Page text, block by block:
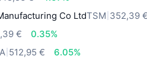
Co LtdTSM 352,39
€
0.35%
512,95 €
6.05%